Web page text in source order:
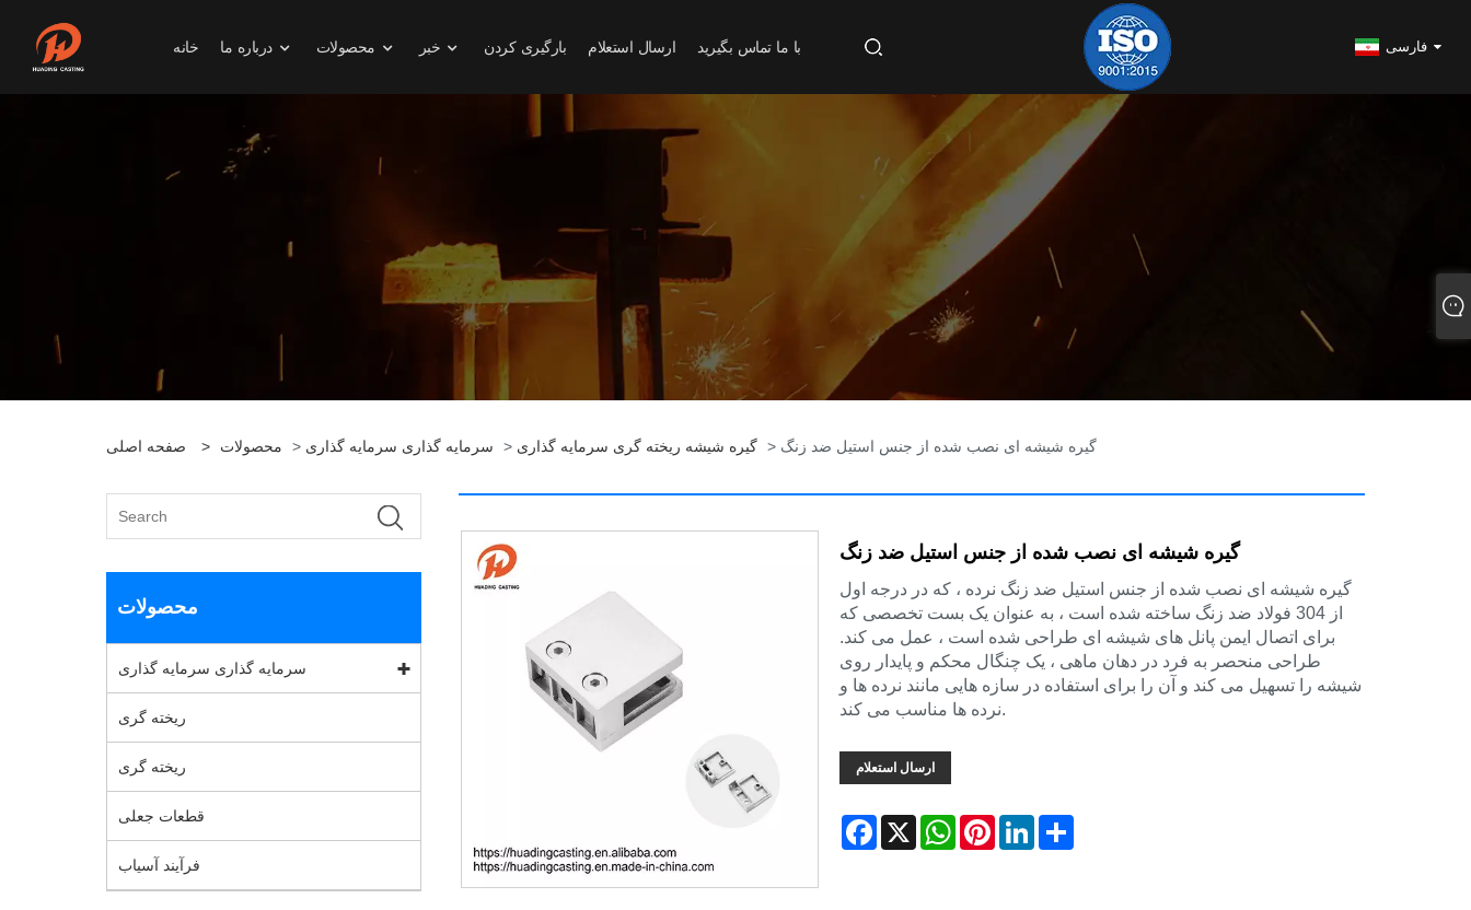
خانه درباره ما محصولات خبر بارگیری کردن ارسال استعلام با ما تماس بگیرید فارسی
صفحه اصلی > محصولات > سرمایه گذاری سرمایه گذاری > گیره شیشه ریخته گری سرمایه گذاری > گیره شیشه ای نصب شده از جنس استیل ضد زنگ
محصولات
سرمایه گذاری سرمایه گذاری
ریخته گری
ریخته گری
قطعات جعلی
فرآیند آسیاب
گیره شیشه ای نصب شده از جنس استیل ضد زنگ
گیره شیشه ای نصب شده از جنس استیل ضد زنگ نرده ، که در درجه اول
از 304 فولاد ضد زنگ ساخته شده است ، به عنوان یک بست تخصصی که
برای اتصال ایمن پانل های شیشه ای طراحی شده است ، عمل می کند.
طراحی منحصر به فرد در دهان ماهی ، یک چنگال محکم و پایدار روی
شیشه را تسهیل می کند و آن را برای استفاده در سازه هایی مانند نرده ها و
نرده ها مناسب می کند.
ارسال استعلام
Facebook
X WhatsAppPinterestLinkedInShare